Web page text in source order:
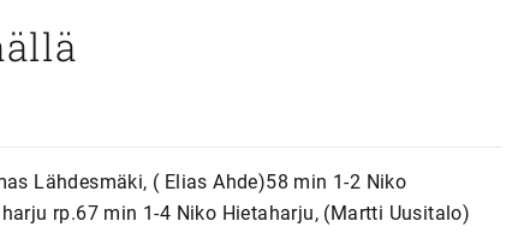
Lähdesmäki, ( Elias Ahde)58 min 1-2 Niko
rp.67 min 1-4 Niko Hietaharju, (Martti Uusitalo)